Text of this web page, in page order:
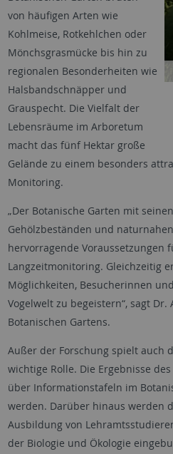
von häufigen Arten wie
Kohlmeise, Rotkehlchen oder
Mönchsgrasmücke bis hin zu
regionalen Besonderheiten wie
Halsbandschnäpper und
Grauspecht. Die Vielfalt der
Lebensräume im Arboretum
macht das fünf Hektar große
Gelände zu einem besonders
Monitoring.
„Der Botanische Garten mit
Gehölzbeständen und
hervorragende Voraussetzungen
Langzeitmonitoring. Gleichzeitig
Möglichkeiten, Besucherinnen
Vogelwelt zu begeistern“, sagt
Botanischen Gartens.
Außer der Forschung spielt auch
wichtige Rolle. Die Ergebnisse
über Informationstafeln im
werden. Darüber hinaus werden
Ausbildung von
der Biologie und Ökologie